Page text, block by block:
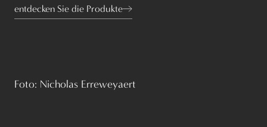
entdecken Sie die Produkte
Foto: Nicholas Erreweyaert